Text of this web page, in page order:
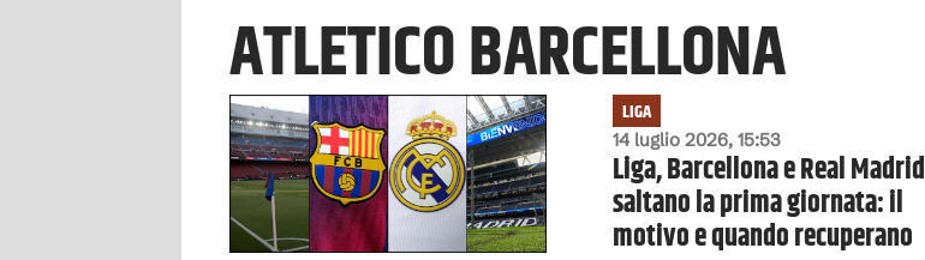
ATLETICO BARCELLONA
14 luglio 2026, 15:53
LIGA
Liga, Barcellona e Real Madrid
saltano la prima giornata: il
motivo e quando recuperano